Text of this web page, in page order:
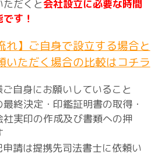
ただくと会社設立に必要な時間
す！
れ】ご自身で設立する場合と
いただく場合の比較はコチラ
自身にお願いしていること
終決定・印鑑証明書の取得・
実印の作成及び書類への押
請は提携先司法書士に依頼い